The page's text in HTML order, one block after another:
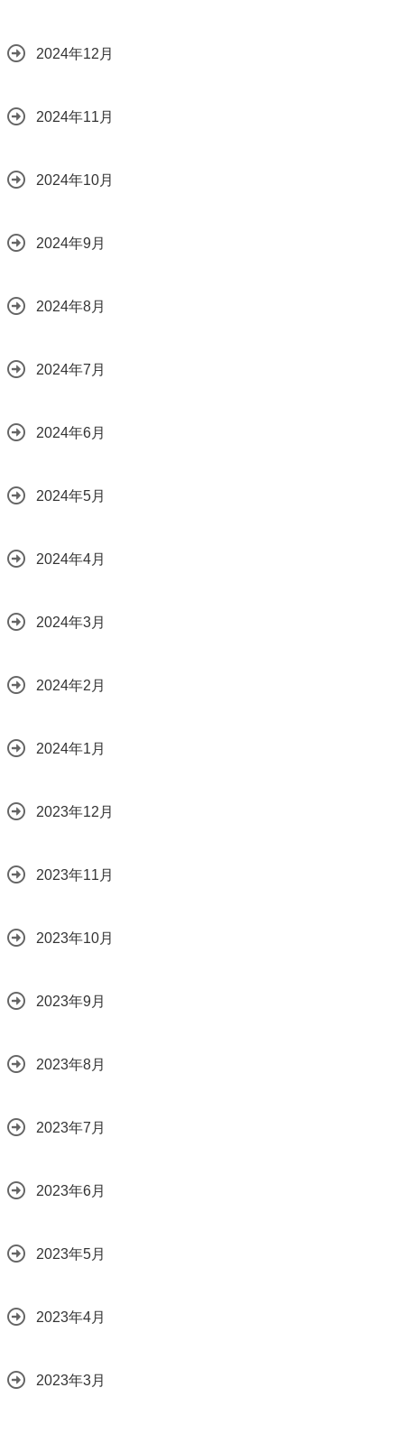
2024年12月
2024年11月
2024年10月
2024年9月
2024年8月
2024年7月
2024年6月
2024年5月
2024年4月
2024年3月
2024年2月
2024年1月
2023年12月
2023年11月
2023年10月
2023年9月
2023年8月
2023年7月
2023年6月
2023年5月
2023年4月
2023年3月